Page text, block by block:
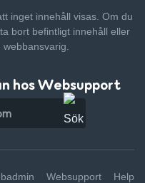
inget innehåll visas. Om du
bort befintligt innehåll eller
hos Websupport
Websupport Help